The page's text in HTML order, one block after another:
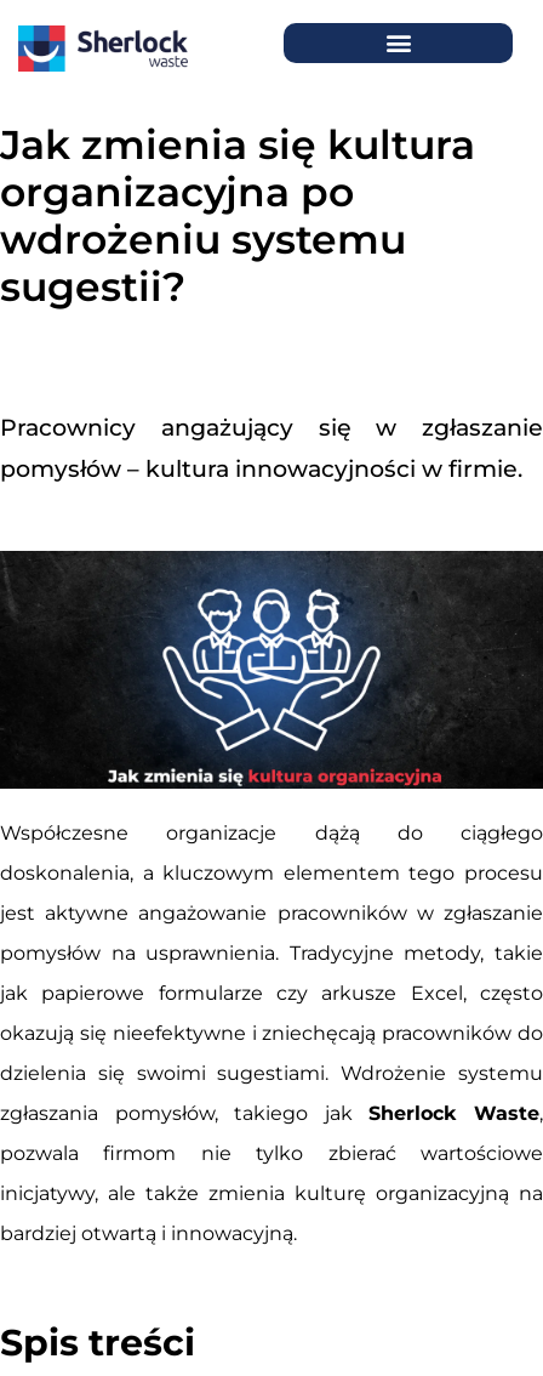
Jak zmienia się kultura
organizacyjna po
wdrożeniu systemu
sugestii?
Pracownicy angażujący się w zgłaszanie
pomysłów – kultura innowacyjności w firmie.
Współczesne organizacje dążą do ciągłego
doskonalenia, a kluczowym elementem tego procesu
jest aktywne angażowanie pracowników w zgłaszanie
pomysłów na usprawnienia. Tradycyjne metody, takie
jak papierowe formularze czy arkusze Excel, często
okazują się nieefektywne i zniechęcają pracowników do
dzielenia się swoimi sugestiami. Wdrożenie systemu
zgłaszania pomysłów, takiego jakSherlock Waste,
pozwala firmom nie tylko zbierać wartościowe
inicjatywy, ale także zmienia kulturę organizacyjną na
bardziej otwartą i innowacyjną.
Spis treści